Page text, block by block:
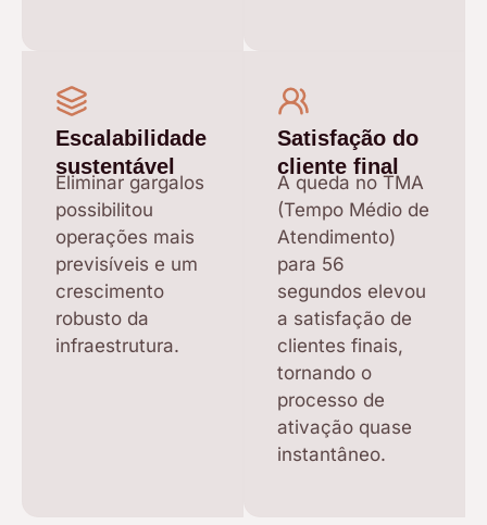
Escalabilidade
sustentável
Eliminar gargalos
possibilitou
operações mais
previsíveis e um
crescimento
robusto da
infraestrutura.
Satisfação do
cliente final
A queda no TMA
(Tempo Médio de
Atendimento)
para 56
segundos elevou
a satisfação de
clientes finais,
tornando o
processo de
ativação quase
instantâneo.